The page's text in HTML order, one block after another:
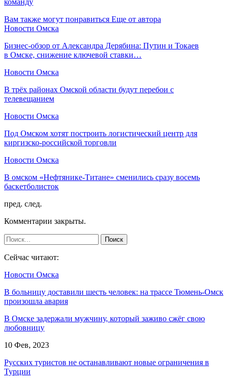
Вам также могут понравиться Еще от автора
Новости Омска
Бизнес-обзор от Александра Дерябина: Путин и Токаев
в Омске, снижение ключевой ставки…
Новости Омска
В трёх районах Омской области будут перебои с
телевещанием
Новости Омска
Под Омском хотят построить логистический центр для
киргизско-российской торговли
Новости Омска
В омском «Нефтянике-Титане» сменились сразу восемь
баскетболисток
пред. след.
Комментарии закрыты.
Сейчас читают:
Новости Омска
В больницу доставили шесть человек: на трассе Тюмень-Омск
произошла авария
В Омске задержали мужчину, который заживо сжёг свою
любовницу
10 Фев, 2023
Русских туристов не останавливают новые ограничения в
Турции